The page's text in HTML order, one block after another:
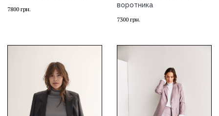
7800 грн.
воротника
7300 грн.